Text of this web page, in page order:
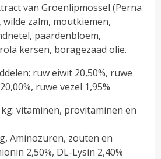
van Groenlipmossel (Perna
wilde zalm, moutkiemen,
paardenbloem,
kersen, boragezaad olie.
ruw eiwit 20,50%, ruwe
ruwe vezel 1,95%
vitaminen, provitaminen en
Aminozuren, zouten en
2,50%, DL-Lysin 2,40%